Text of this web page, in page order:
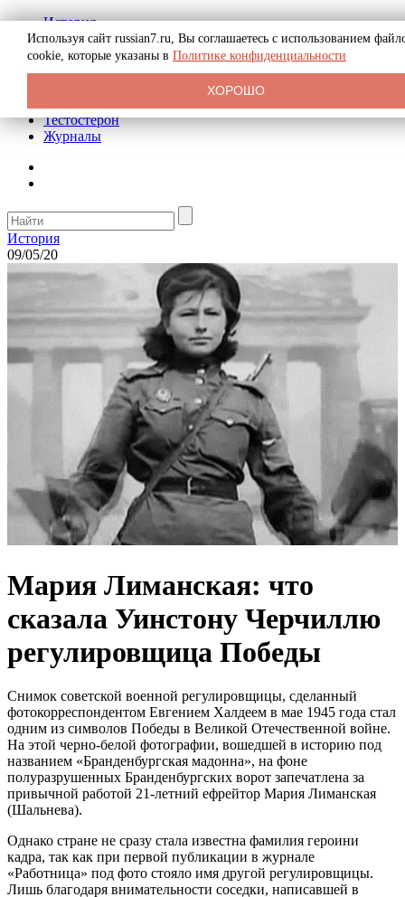
История
Биография
Криминал
Реклама на сайте
Тестостерон
Журналы
История
09/05/20
Мария Лиманская: что
сказала Уинстону Черчиллю
регулировщица Победы
Снимок советской военной регулировщицы, сделанный
фотокорреспондентом Евгением Халдеем в мае 1945 года стал
одним из символов Победы в Великой Отечественной войне.
На этой черно-белой фотографии, вошедшей в историю под
названием «Бранденбургская мадонна», на фоне
полуразрушенных Бранденбургских ворот запечатлена за
привычной работой 21-летний ефрейтор Мария Лиманская
(Шальнева).
Однако стране не сразу стала известна фамилия героини
кадра, так как при первой публикации в журнале
«Работница» под фото стояло имя другой регулировщицы.
Лишь благодаря внимательности соседки, написавшей в
Используя сайт russian7.ru, Вы соглашаетесь с использованием
cookie, которые указаны в Политике конфиденциальности
ХОРОШО